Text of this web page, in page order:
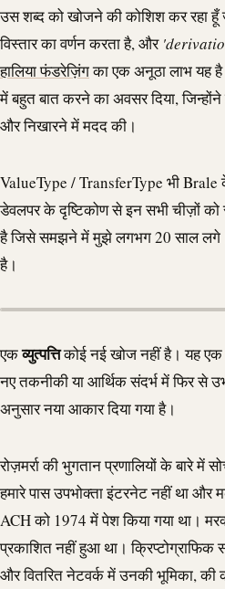
उस शब्द को खोजने की कोशिश कर रहा
विस्तार का वर्णन करता है, और
हालिया फंडरेज़िंगका एक अनूठा लाभ यह
में बहुत बात करने का अवसर दिया,
और निखारने में मदद की।
ValueType / TransferType भीBrale
डेवलपर के दृष्टिकोण से इन सभी चीज़ों को
है जिसे समझने में मुझे लगभग 20 साल
है।
एकव्युत्पत्तिकोई नई खोज नहीं है। यह एक
नए तकनीकी या आर्थिक संदर्भ में फिर से
अनुसार नया आकार दिया गया है।
रोज़मर्रा की भुगतान प्रणालियों के बारे में
हमारे पास उपभोक्ता इंटरनेट नहीं था और
ACHको 1974 में पेश किया गया था।
प्रकाशित नहीं हुआ था।
और वितरित नेटवर्क में उनकी भूमिका, की